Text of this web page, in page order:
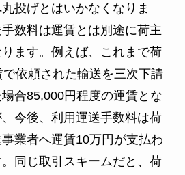
投げとはいかなくなりま
数料は運賃とは別途に荷主
ます。例えば、これまで荷
依頼された輸送を三次下請
合85,000円程度の運賃とな
今後、利用運送手数料は荷
業者へ運賃10万円が支払わ
同じ取引スキームだと、荷